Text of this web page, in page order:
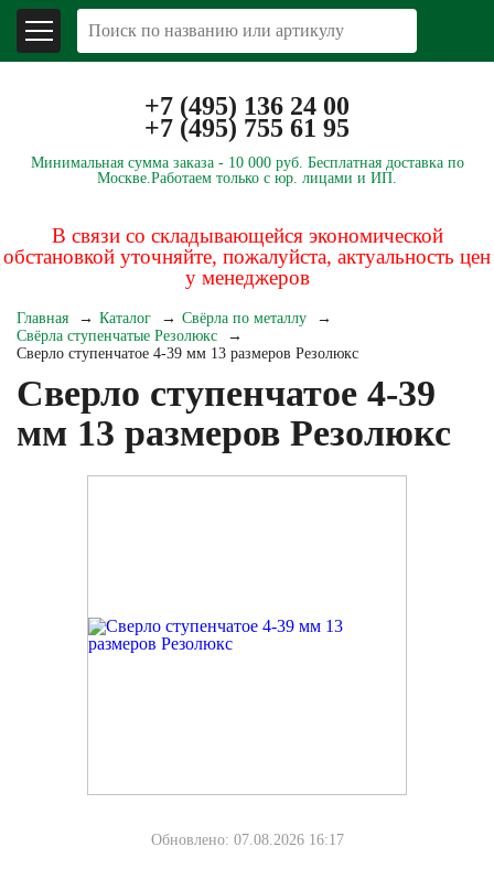
+7 (495) 136 24 00
+7 (495) 755 61 95
Минимальная сумма заказа - 10 000 руб. Бесплатная доставка по
Москве.Работаем только с юр. лицами и ИП.
В связи со складывающейся экономической
обстановкой уточняйте, пожалуйста, актуальность цен
у менеджеров
Главная Каталог
Свёрла по металлу
Свёрла ступенчатые Резолюкс
Сверло ступенчатое 4-39 мм 13 размеров Резолюкс
Сверло ступенчатое 4-39
мм 13 размеров Резолюкс
Обновлено: 07.08.2026 16:17